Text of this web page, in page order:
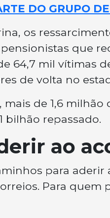
DO GRUPO
os
que
64,7 mil vítimas
de volta no
mais de 1,6
bilhão repassado.
ao
para aderir
Para quem